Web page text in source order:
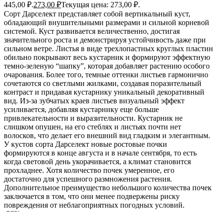
445,00 ₽.273,00 ₽Текущая цена: 273,00 ₽.
Сорт Дарселект представляет собой вертикальный куст,
обладающий внушительными размерами и сильной корневой
системой. Куст развивается величественно, достигая
значительного роста и демонстрируя устойчивость даже при
сильном ветре. Листья в виде трехлопастных круглых пластин
обильно покрывают весь кустарник и формируют эффектную
темно-зеленую “шапку”, которая добавляет растению особого
очарования. Более того, темные оттенки листьев гармонично
сочетаются со светлыми жилками, создавая поразительный
контраст и придавая кустарнику уникальный декоративный
вид. Из-за зубчатых краев листьев визуальный эффект
усиливается, добавляя кустарнику еще больше
привлекательности и выразительности. Кустарник не
слишком опушен, на его стеблях и листьях почти нет
волосков, что делает его внешний вид гладким и элегантным.
У кустов сорта Дарселект новые ростовые почки
формируются в конце августа и в начале сентября, то есть
когда световой день укорачивается, а климат становится
прохладнее. Хотя количество почек умеренное, его
достаточно для успешного размножения растения.
Дополнительное преимущество небольшого количества почек
заключается в том, что они менее подвержены риску
повреждения от неблагоприятных погодных условий.